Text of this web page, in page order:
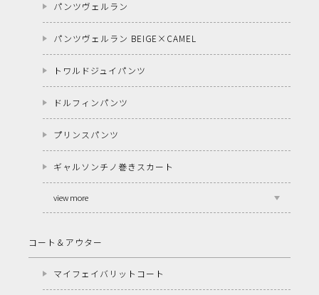
パンツヴェルラン
パンツヴェルラン BEIGE×CAMEL
トワルドジュイパンツ
ドルフィンパンツ
プリンスパンツ
ギャルソンチノ巻きスカート
view more
コート＆アウター
マイフェイバリットコート